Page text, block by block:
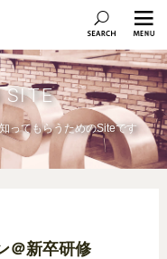
SITE
ってもらうためのSiteです
＠新卒研修